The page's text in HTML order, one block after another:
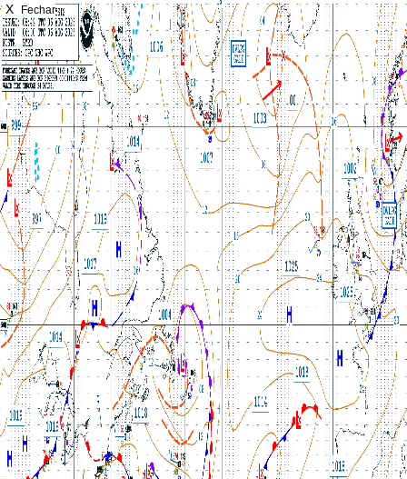
X Fechar